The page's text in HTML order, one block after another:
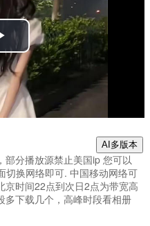
AI多版本
分播放源禁止美国ip 您可以
切换网络即可. 中国移动网络可
时间22点到次日2点为带宽高
多下载几个，高峰时段看相册